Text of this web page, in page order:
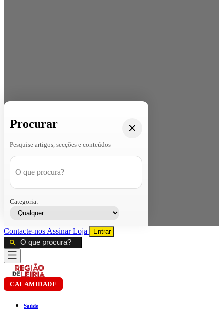
Procurar
Pesquise artigos, secções e conteúdos
Categoria:
Contacte-nos AssinarLoja Entrar
CALAMIDADE
Saúde